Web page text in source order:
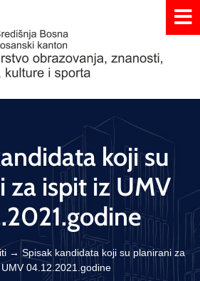
koji su
za ispit iz UMV
→ Spisak kandidata koji su planirani za
04.12.2021.godine